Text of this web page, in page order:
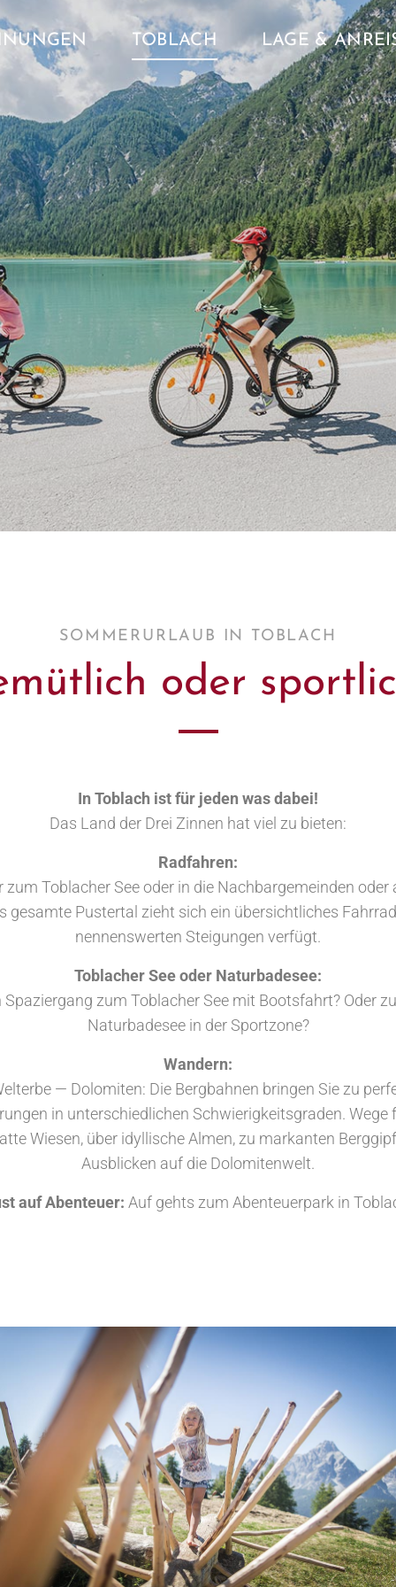
TOBLACH LAGE &
SOMMERURLAUB IN TOBLACH
oder
In Toblach ist für jeden was dabei!
Das Land der Drei Zinnen hat viel zu bieten:
Radfahren:
Toblacher See oder in die Nachbargemeinden
gesamte Pustertal zieht sich ein übersichtliches
nennenswerten Steigungen verfügt.
Toblacher See oder Naturbadesee:
zum Toblacher See mit Bootsfahrt? Oder
Naturbadesee in der Sportzone?
Wandern:
— Dolomiten: Die Bergbahnen bringen Sie zu
in unterschiedlichen Schwierigkeitsgraden. Wege
Wiesen, über idyllische Almen, zu markanten
Ausblicken auf die Dolomitenwelt.
auf Abenteuer: Auf gehts zum Abenteuerpark in